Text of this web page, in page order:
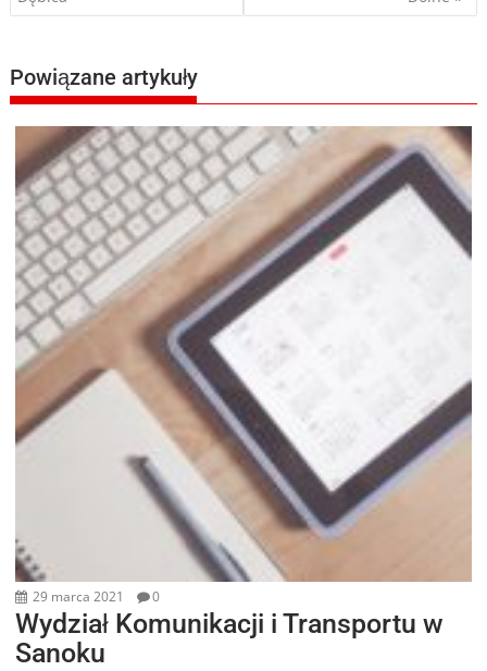
wpisu
Powiązane artykuły
29 marca 2021 0
Wydział Komunikacji i Transportu w
Sanoku